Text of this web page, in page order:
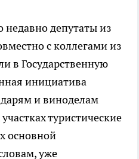
недавно депутаты из
с коллегами из
в Государственную
инициатива
и виноделам
туристические
основной
уже